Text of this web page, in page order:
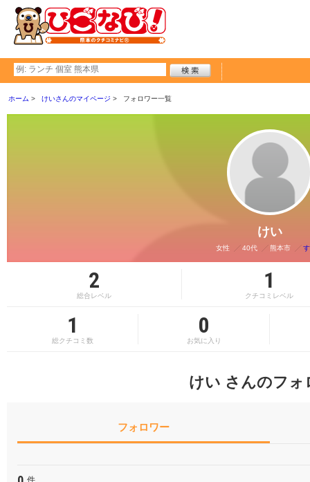
ホーム けいさんのマイページ フォロワー一覧
けい
女性 40代 熊本市
2
総合レベル
1
クチコミレベル
1
総クチコミ数
0
お気に入り
けい さんのフォ
フォロワー
件